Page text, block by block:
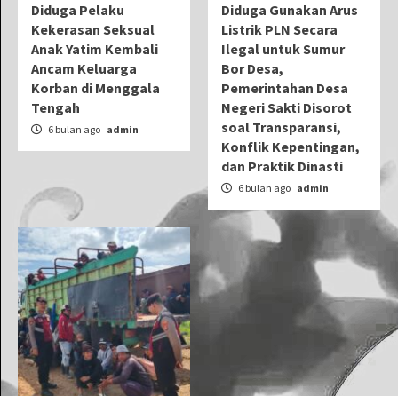
Diduga Pelaku
Kekerasan Seksual
Anak Yatim Kembali
Ancam Keluarga
Korban di Menggala
Tengah
6 bulan ago admin
Diduga Gunakan Arus
Listrik PLN Secara
Ilegal untuk Sumur
Bor Desa,
Pemerintahan Desa
Negeri Sakti Disorot
soal Transparansi,
Konflik Kepentingan,
dan Praktik Dinasti
6 bulan ago admin